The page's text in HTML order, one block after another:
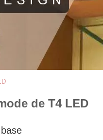
de T4 LED